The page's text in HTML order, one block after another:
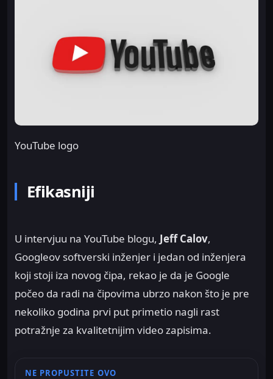
YouTube logo
Efikasniji
U intervjuu na YouTube blogu, Jeff Calov,
Googleov softverski inženjer i jedan od inženjera
koji stoji iza novog čipa, rekao je da je Google
počeo da radi na čipovima ubrzo nakon što je pre
nekoliko godina prvi put primetio nagli rast
potražnje za kvalitetnijim video zapisima.
NE PROPUSTITE OVO